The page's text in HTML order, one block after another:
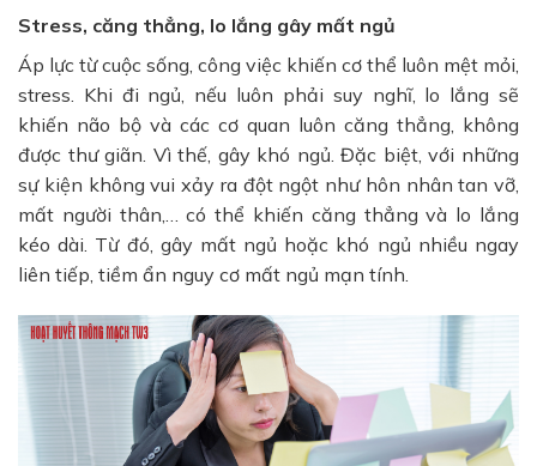
Stress, căng thẳng, lo lắng gây mất ngủ
Áp lực từ cuộc sống, công việc khiến cơ thể luôn mệt mỏi,
stress. Khi đi ngủ, nếu luôn phải suy nghĩ, lo lắng sẽ
khiến não bộ và các cơ quan luôn căng thẳng, không
được thư giãn. Vì thế, gây khó ngủ. Đặc biệt, với những
sự kiện không vui xảy ra đột ngột như hôn nhân tan vỡ,
mất người thân,… có thể khiến căng thẳng và lo lắng
kéo dài. Từ đó, gây mất ngủ hoặc khó ngủ nhiều ngay
liên tiếp, tiềm ẩn nguy cơ mất ngủ mạn tính.